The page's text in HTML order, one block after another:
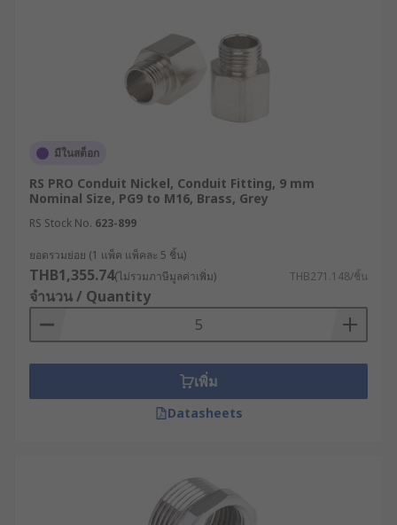
มีในสต็อก
RS PRO Conduit Nickel, Conduit Fitting, 9 mm
Nominal Size, PG9 to M16, Brass, Grey
RS Stock No. 623-899
ยอดรวมย่อย (1 แพ็ค แพ็คละ 5 ชิ้น)
THB1,355.74(ไม่รวมภาษีมูลค่าเพิ่ม) THB271.148/ชิ้น
จำนวน / Quantity
เพิ่ม
Datasheets